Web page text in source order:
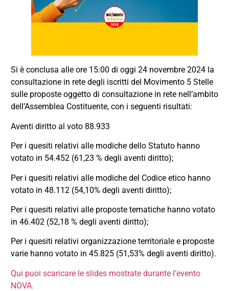
Si è conclusa alle ore 15:00 di oggi 24 novembre 2024 la
consultazione in rete degli iscritti del Movimento 5 Stelle
sulle proposte oggetto di consultazione in rete nell’ambito
dell’Assemblea Costituente, con i seguenti risultati:
Aventi diritto al voto 88.933
Per i quesiti relativi alle modiche dello Statuto hanno
votato in 54.452 (61,23 % degli aventi diritto);
Per i quesiti relativi alle modiche del Codice etico hanno
votato in 48.112 (54,10% degli aventi diritto);
Per i quesiti relativi alle proposte tematiche hanno votato
in 46.402 (52,18 % degli aventi diritto);
Per i quesiti relativi organizzazione territoriale e proposte
varie hanno votato in 45.825 (51,53% degli aventi diritto).
Qui puoi scaricare le slides mostrate durante l’evento
NOVA.